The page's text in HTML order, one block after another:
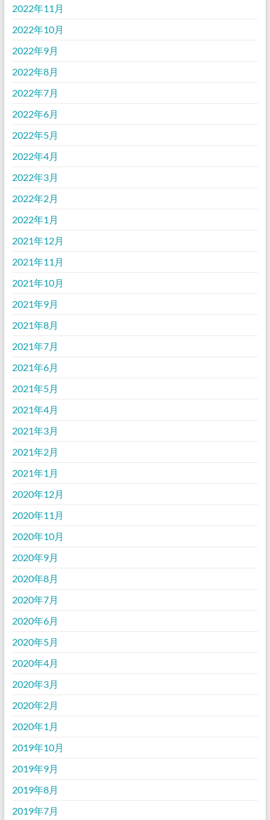
2022年11月
2022年10月
2022年9月
2022年8月
2022年7月
2022年6月
2022年5月
2022年4月
2022年3月
2022年2月
2022年1月
2021年12月
2021年11月
2021年10月
2021年9月
2021年8月
2021年7月
2021年6月
2021年5月
2021年4月
2021年3月
2021年2月
2021年1月
2020年12月
2020年11月
2020年10月
2020年9月
2020年8月
2020年7月
2020年6月
2020年5月
2020年4月
2020年3月
2020年2月
2020年1月
2019年10月
2019年9月
2019年8月
2019年7月